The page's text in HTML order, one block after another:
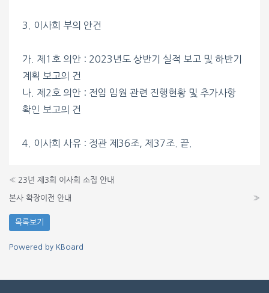
3. 이사회 부의 안건
가. 제1호 의안 : 2023년도 상반기 실적 보고 및 하반기
계획 보고의 건
나. 제2호 의안 : 전임 임원 관련 진행현황 및 추가사항
확인 보고의 건
4. 이사회 사유 : 정관 제36조, 제37조. 끝.
« 23년 제3회 이사회 소집 안내
본사 확장이전 안내
»
목록보기
Powered by KBoard